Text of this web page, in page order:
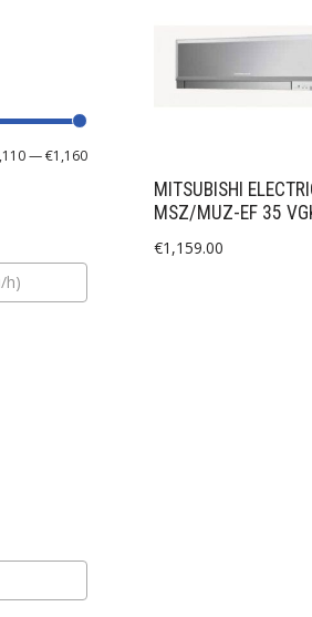
—€1,160
MITSUBISHI
MSZ/MUZ-EF 35
€1,159.00